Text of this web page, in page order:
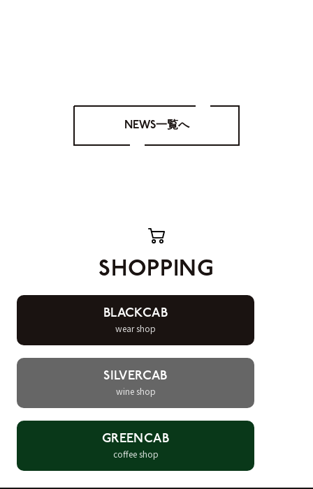
NEWS一覧へ
SHOPPING
BLACKCAB
wear shop
SILVERCAB
wine shop
GREENCAB
coffee shop